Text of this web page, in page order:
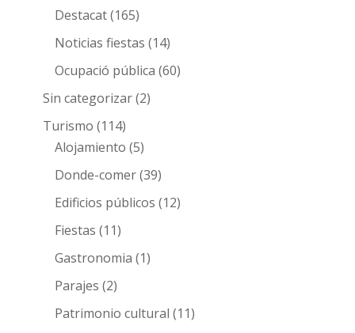
Destacat(165)
Noticias fiestas (14)
Ocupació pública (60)
Sin categorizar(2)
Turismo (114)
Alojamiento (5)
Donde-comer(39)
Edificios públicos (12)
Fiestas (11)
Gastronomia (1)
Parajes (2)
Patrimonio cultural (11)